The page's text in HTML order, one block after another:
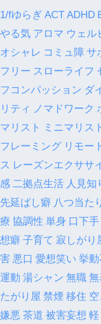
1/fゆらぎ ACT ADHD
やる気 アロマ ウェル
オシャレ コミュ障 サ
フリー スローライフ
フコンパッション ダ
リティ ノマドワーク
マリスト ミニマリス
フレーミング リモー
ス レーズンエクササ
感 二拠点生活 人見知
先延ばし癖 八つ当た
療 協調性 単身 口下手
想癖 子育て 寂しがり
害 悪口 愛想笑い 挙
運動 湯シャン 無職
たがり屋 禁煙 移住
嫌悪 茶道 被害妄想 軽